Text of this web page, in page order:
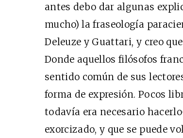
antes debo dar algunas
mucho) la fraseología
Deleuze y Guattari, y creo
Donde aquellos filósofos
sentido común de sus
forma de expresión. Pocos
todavía era necesario
exorcizado, y que se puede